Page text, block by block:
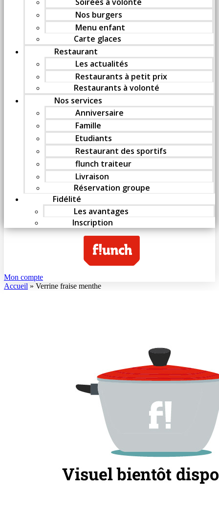
Nos burgers
Menu enfant
Carte glaces
Restaurant
Les actualités
Restaurants à petit prix
Restaurants à volonté
Nos services
Anniversaire
Famille
Etudiants
Restaurant des sportifs
flunch traiteur
Livraison
Réservation groupe
Fidélité
Les avantages
Inscription
Mon compte
Accueil » Verrine fraise menthe